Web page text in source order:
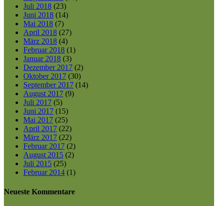
Juli 2018 (23)
Juni 2018 (14)
Mai 2018 (7)
April 2018 (27)
März 2018 (4)
Februar 2018 (1)
Januar 2018 (3)
Dezember 2017 (2)
Oktober 2017 (30)
September 2017 (14)
August 2017 (9)
Juli 2017 (5)
Juni 2017 (15)
Mai 2017 (25)
April 2017 (22)
März 2017 (22)
Februar 2017 (2)
August 2015 (2)
Juli 2015 (25)
Februar 2014 (1)
Neueste Kommentare